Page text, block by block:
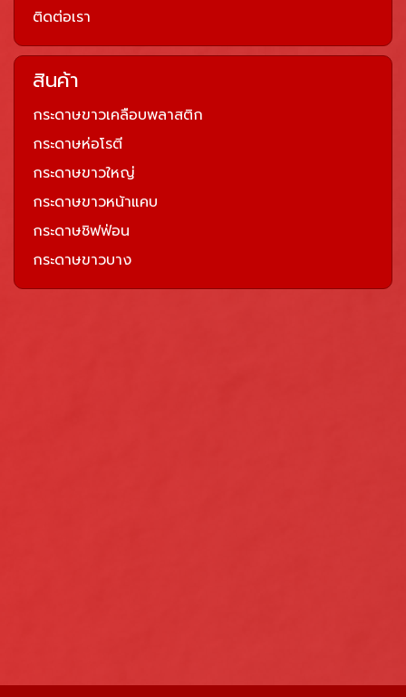
ติดต่อเรา
สินค้า
กระดาษขาวเคลือบพลาสติก
กระดาษห่อโรตี
กระดาษขาวใหญ่
กระดาษขาวหน้าแคบ
กระดาษชิฟฟ่อน
กระดาษขาวบาง